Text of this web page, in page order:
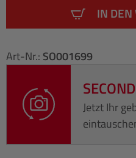
IN DEN
Art-Nr.: SO001699
Jetzt Ihr